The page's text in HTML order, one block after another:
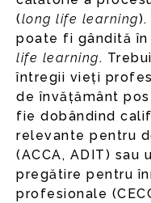
(long life learning
poate fi gândită
life learning.
întregii vieți
de învățământ
fie dobândind
relevante pentru
(ACCA, ADIT) sau
pregătire pentru
profesionale